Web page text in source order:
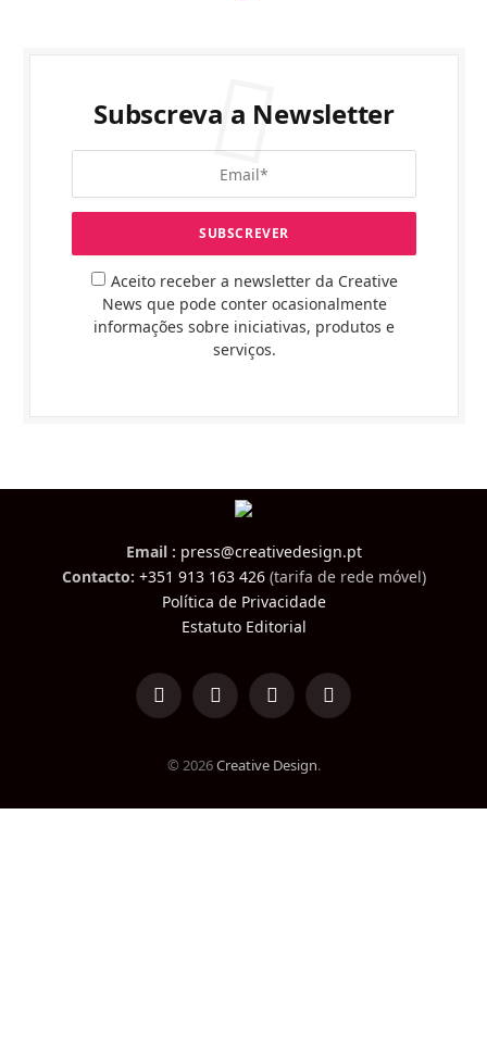
Subscreva a Newsletter
Aceito receber a newsletter da Creative
News que pode conter ocasionalmente
informações sobre iniciativas, produtos e
serviços.
Email : press@creativedesign.pt
Contacto: +351 913 163 426(tarifa de rede móvel)
Política de Privacidade
Estatuto Editorial
LinkedInFacebookInstagramTikTok
© 2026Creative Design.